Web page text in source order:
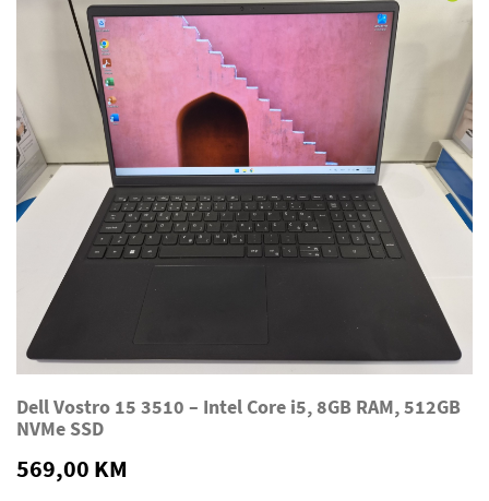
Dell Vostro 15 3510 – Intel Core i5, 8GB RAM, 512GB
NVMe SSD
569,00 KM